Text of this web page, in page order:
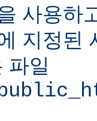
사용하
지정된
파일